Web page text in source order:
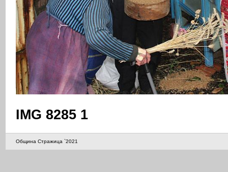
IMG 8285 1
Община Стражица `2021